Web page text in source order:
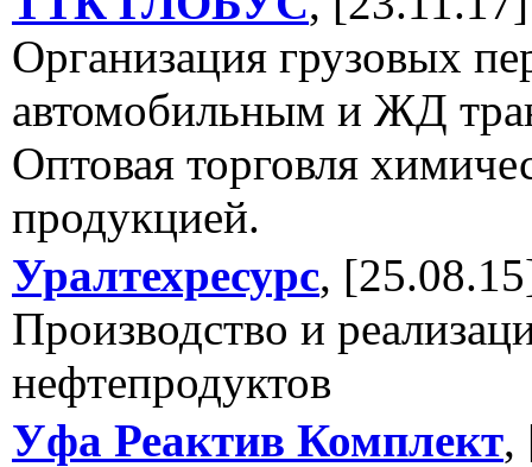
Организация грузовых
автомобильным и ЖД
Оптовая торговля
продукцией.
Уралтехресурс,
Производство и
нефтепродуктов
Уфа Реактив Комплект,